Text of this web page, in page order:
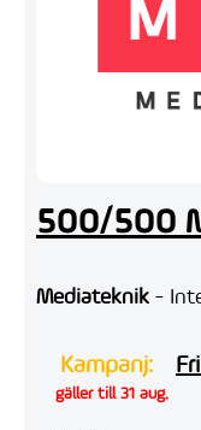
500/500
Mediateknik -
Kampanj:
gäller till 31 aug.